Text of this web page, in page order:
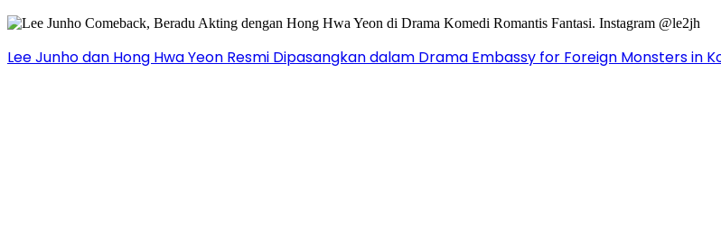
Lee Junho dan Hong Hwa Yeon Resmi Dipasangkan dalam Drama Embassy for Foreign Monsters in